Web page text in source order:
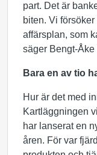
part. Det är
biten. Vi
affärsplan, som
säger Bengt-Åke
Bara en av tio
Hur är det med
Kartläggningen
har lanserat en
åren. För var